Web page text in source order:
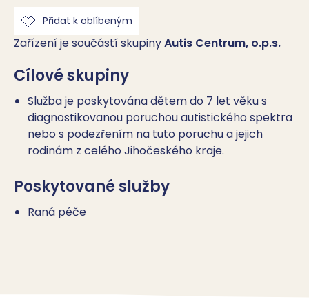
Přidat k oblíbeným
Zařízení je součástí skupinyAutis Centrum, o.p.s.
Cílové skupiny
Služba je poskytována dětem do 7 let věku s
diagnostikovanou poruchou autistického spektra
nebo s podezřením na tuto poruchu a jejich
rodinám z celého Jihočeského kraje.
Poskytované služby
Raná péče